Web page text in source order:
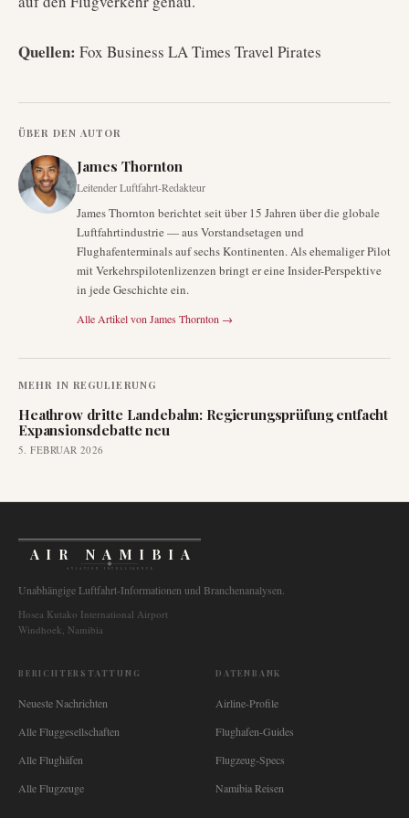
Quellen: Fox Business LA Times Travel Pirates
ÜBER DEN AUTOR
James Thornton
Leitender Luftfahrt-Redakteur
James Thornton berichtet seit über 15 Jahren über die globale
Luftfahrtindustrie — aus Vorstandsetagen und
Flughafenterminals auf sechs Kontinenten. Als ehemaliger Pilot
mit Verkehrspilotenlizenzen bringt er eine Insider-Perspektive
in jede Geschichte ein.
Alle Artikel von James Thornton →
MEHR IN REGULIERUNG
Heathrow dritte Landebahn: Regierungsprüfung entfacht
Expansionsdebatte neu
5. FEBRUAR 2026
AIR NAMIBIA
AVIATION INTELLIGENCE
Unabhängige Luftfahrt-Informationen und Branchenanalysen.
Hosea Kutako International Airport
Windhoek, Namibia
BERICHTERSTATTUNG
Neueste Nachrichten
Alle Fluggesellschaften
Alle Flughäfen
Alle Flugzeuge
DATENBANK
Airline-Profile
Flughafen-Guides
Flugzeug-Specs
Namibia Reisen